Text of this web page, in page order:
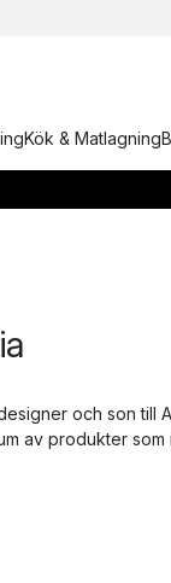
Kök & Matlagning
och son till
av produkter